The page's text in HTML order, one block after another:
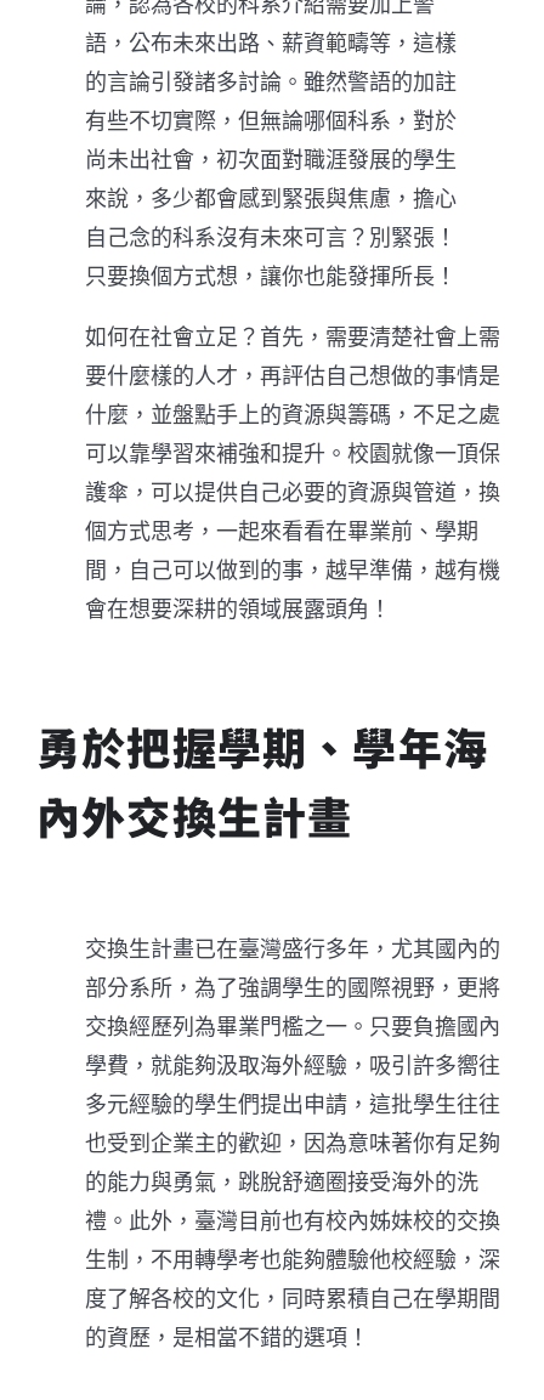
語，公布未來出路、薪資範疇等，這樣
的言論引發諸多討論。雖然警語的加註
有些不切實際，但無論哪個科系，對於
尚未出社會，初次面對職涯發展的學生
來說，多少都會感到緊張與焦慮，擔心
自己念的科系沒有未來可言？別緊張！
只要換個方式想，讓你也能發揮所長！
如何在社會立足？首先，需要清楚社會上需
要什麼樣的人才，再評估自己想做的事情是
什麼，並盤點手上的資源與籌碼，不足之處
可以靠學習來補強和提升。校園就像一頂保
護傘，可以提供自己必要的資源與管道，換
個方式思考，一起來看看在畢業前、學期
間，自己可以做到的事，越早準備，越有機
會在想要深耕的領域展露頭角！
勇於把握學期、學年海
內外交換生計畫
交換生計畫已在臺灣盛行多年，尤其國內的
部分系所，為了強調學生的國際視野，更將
交換經歷列為畢業門檻之一。只要負擔國內
學費，就能夠汲取海外經驗，吸引許多嚮往
多元經驗的學生們提出申請，這批學生往往
也受到企業主的歡迎，因為意味著你有足夠
的能力與勇氣，跳脫舒適圈接受海外的洗
禮。此外，臺灣目前也有校內姊妹校的交換
生制，不用轉學考也能夠體驗他校經驗，深
度了解各校的文化，同時累積自己在學期間
的資歷，是相當不錯的選項！